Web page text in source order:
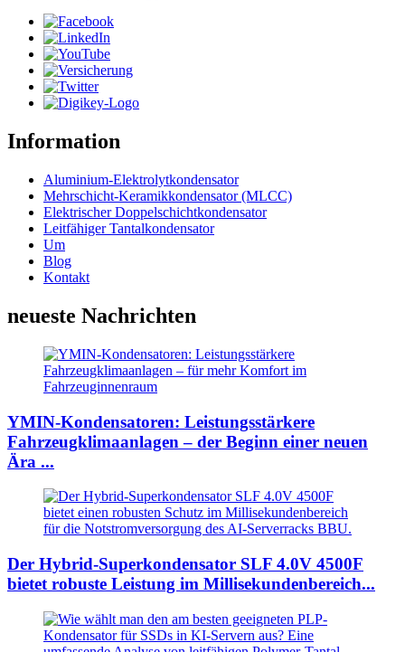
Information
Aluminium-Elektrolytkondensator
Mehrschicht-Keramikkondensator (MLCC)
Elektrischer Doppelschichtkondensator
Leitfähiger Tantalkondensator
Um
Blog
Kontakt
neueste Nachrichten
YMIN-Kondensatoren: Leistungsstärkere
Fahrzeugklimaanlagen – der Beginn einer neuen
Ära ...
Der Hybrid-Superkondensator SLF 4.0V 4500F
bietet robuste Leistung im Millisekundenbereich...